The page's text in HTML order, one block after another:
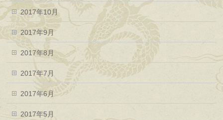
2017年10月
2017年9月
2017年8月
2017年7月
2017年6月
2017年5月